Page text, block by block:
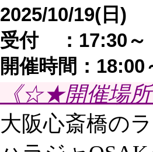
2025/10/19(日)
受付 ：17:30～
開催時間：
《☆★開催場
大阪心斎橋の